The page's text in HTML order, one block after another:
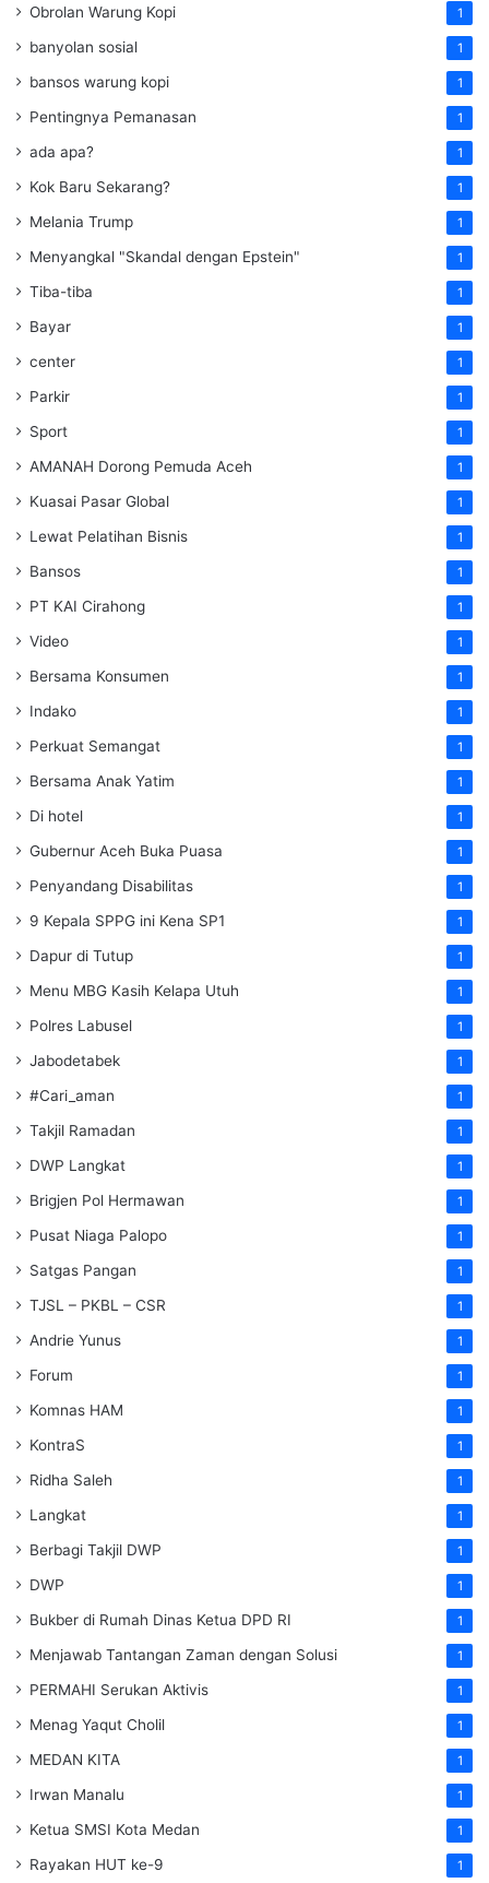
Obrolan Warung Kopi 1
banyolan sosial 1
bansos warung kopi 1
Pentingnya Pemanasan 1
ada apa? 1
Kok Baru Sekarang? 1
Melania Trump 1
Menyangkal "Skandal dengan Epstein" 1
Tiba-tiba 1
Bayar 1
center 1
Parkir 1
Sport 1
AMANAH Dorong Pemuda Aceh 1
Kuasai Pasar Global 1
Lewat Pelatihan Bisnis 1
Bansos 1
PT KAI Cirahong 1
Video 1
Bersama Konsumen 1
Indako 1
Perkuat Semangat 1
Bersama Anak Yatim 1
Di hotel 1
Gubernur Aceh Buka Puasa 1
Penyandang Disabilitas 1
9 Kepala SPPG ini Kena SP1 1
Dapur di Tutup 1
Menu MBG Kasih Kelapa Utuh 1
Polres Labusel 1
Jabodetabek 1
#Cari_aman 1
Takjil Ramadan 1
DWP Langkat 1
Brigjen Pol Hermawan 1
Pusat Niaga Palopo 1
Satgas Pangan 1
TJSL – PKBL – CSR 1
Andrie Yunus 1
Forum 1
Komnas HAM 1
KontraS 1
Ridha Saleh 1
Langkat 1
Berbagi Takjil DWP 1
DWP 1
Bukber di Rumah Dinas Ketua DPD RI 1
Menjawab Tantangan Zaman dengan Solusi 1
PERMAHI Serukan Aktivis 1
Menag Yaqut Cholil 1
MEDAN KITA 1
Irwan Manalu 1
Ketua SMSI Kota Medan 1
Rayakan HUT ke-9 1